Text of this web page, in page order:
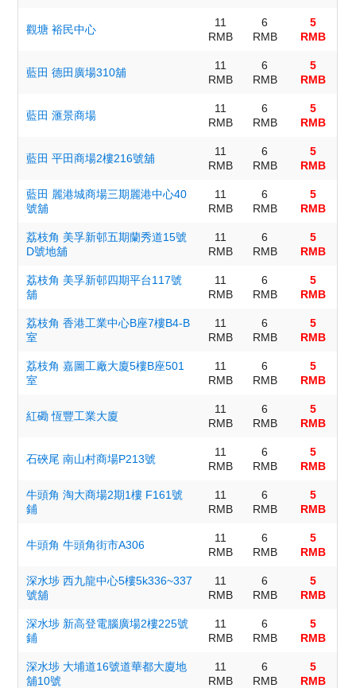
觀塘 裕民中心
11
RMB
6
RMB
5
RMB
藍田 德田廣場310舖
11
RMB
6
RMB
5
RMB
藍田 滙景商場
11
RMB
6
RMB
5
RMB
藍田 平田商場2樓216號舖
11
RMB
6
RMB
5
RMB
藍田 麗港城商場三期麗港中心40
號舖
11
RMB
6
RMB
5
RMB
荔枝角 美孚新邨五期蘭秀道15號
D號地舖
11
RMB
6
RMB
5
RMB
荔枝角 美孚新邨四期平台117號
舖
11
RMB
6
RMB
5
RMB
荔枝角 香港工業中心B座7樓B4-B
室
11
RMB
6
RMB
5
RMB
荔枝角 嘉圖工廠大廈5樓B座501
室
11
RMB
6
RMB
5
RMB
紅磡 恆豐工業大廈
11
RMB
6
RMB
5
RMB
石硤尾 南山村商場P213號
11
RMB
6
RMB
5
RMB
牛頭角 淘大商場2期1樓 F161號
鋪
11
RMB
6
RMB
5
RMB
牛頭角 牛頭角街市A306
11
RMB
6
RMB
5
RMB
深水埗 西九龍中心5樓5k336~337
號舖
11
RMB
6
RMB
5
RMB
深水埗 新高登電腦廣場2樓225號
鋪
11
RMB
6
RMB
5
RMB
深水埗 大埔道16號道華都大廈地
舖10號
11
RMB
6
RMB
5
RMB